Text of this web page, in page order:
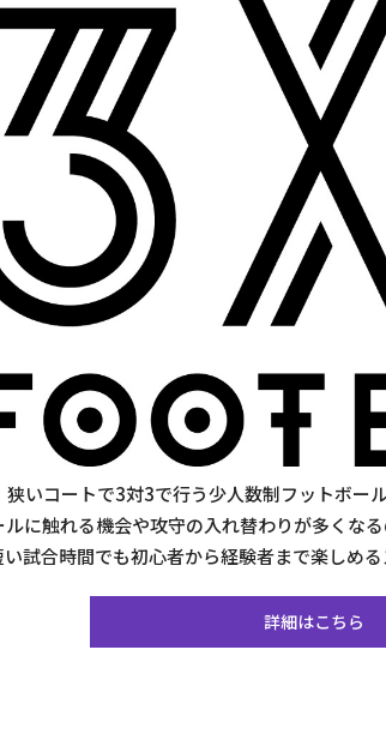
狭いコートで3対3で行う少人数制フットボー
ルに触れる機会や攻守の入れ替わりが多くな
試合時間でも初心者から経験者まで楽しめる
詳細はこちら